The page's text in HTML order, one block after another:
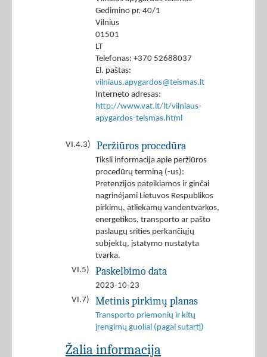
Gedimino pr. 40/1
Vilnius
01501
LT
Telefonas: +370 52688037
El. paštas:
vilniaus.apygardos@teismas.lt
Interneto adresas:
http://www.vat.lt/lt/vilniaus-
apygardos-teismas.html
VI.4.3) Peržiūros procedūra
Tiksli informacija apie peržiūros
procedūrų terminą (-us):
Pretenzijos pateikiamos ir ginčai
nagrinėjami Lietuvos Respublikos
pirkimų, atliekamų vandentvarkos,
energetikos, transporto ar pašto
paslaugų srities perkančiųjų
subjektų, įstatymo nustatyta
tvarka.
VI.5)
Paskelbimo data
2023-10-23
VI.7)
Metinis pirkimų planas
Transporto priemonių ir kitų
įrengimų guoliai (pagal sutartį)
Žalia informacija